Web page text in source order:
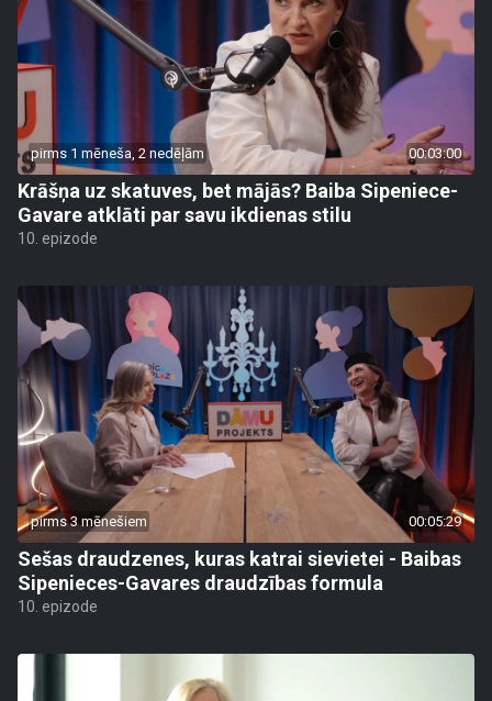
pirms 1 mēneša, 2 nedēļām 00:03:00
Krāšņa uz skatuves, bet mājās? Baiba Sipeniece-
Gavare atklāti par savu ikdienas stilu
10. epizode
pirms 3 mēnešiem 00:05:29
Sešas draudzenes, kuras katrai sievietei - Baibas
Sipenieces-Gavares draudzības formula
10. epizode